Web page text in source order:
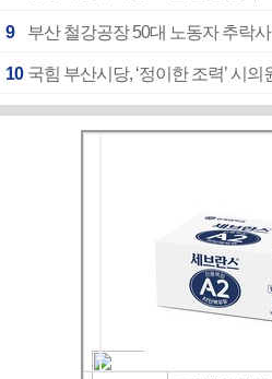
9 부산 철강공장 50대 노동자 추락사
10